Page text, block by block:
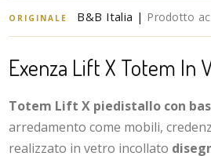
ORIGINALE B&B Italia | Prodotto
Exenza Lift X Totem In
Totem Lift X piedistallo con
arredamento come mobili,
realizzato in vetro incollato